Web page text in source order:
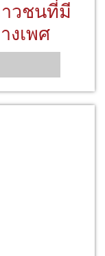
วชนที่มี
งเพศ